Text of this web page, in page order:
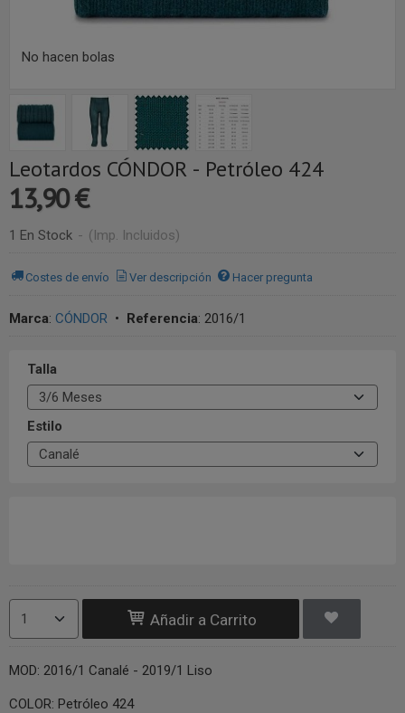
No hacen bolas
Leotardos CÓNDOR - Petróleo 424
13,90 €
1 En Stock - (Imp. Incluidos)
Costes de envío Ver descripción Hacer pregunta
Marca: CÓNDOR • Referencia: 2016/1
Talla
Estilo
Añadir a Carrito
MOD: 2016/1 Canalé - 2019/1 Liso
COLOR: Petróleo 424